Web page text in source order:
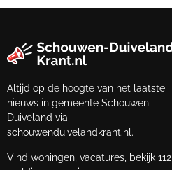
Altijd op de hoogte van het laatste
nieuws in gemeente Schouwen-
Duiveland via
schouwenduivelandkrant.nl.
Vind woningen, vacatures, bekijk 112